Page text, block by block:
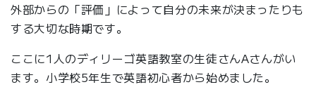
外部からの「評価」によって自分の未来が決まったりも
する大切な時期です。
ここに1人のディリーゴ英語教室の生徒さんAさんがい
ます。小学校5年生で英語初心者から始めました。